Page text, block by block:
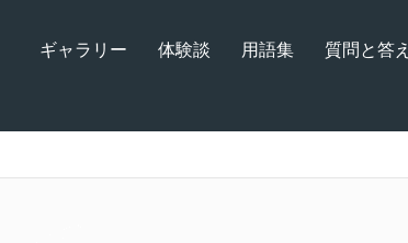
ギャラリー 体験談 用語集 質問と答え